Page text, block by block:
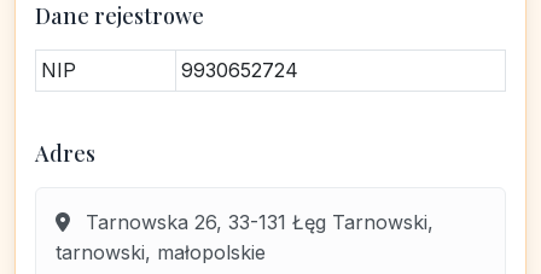
Dane rejestrowe
NIP 9930652724
Adres
Tarnowska 26, 33-131 Łęg Tarnowski,
tarnowski, małopolskie